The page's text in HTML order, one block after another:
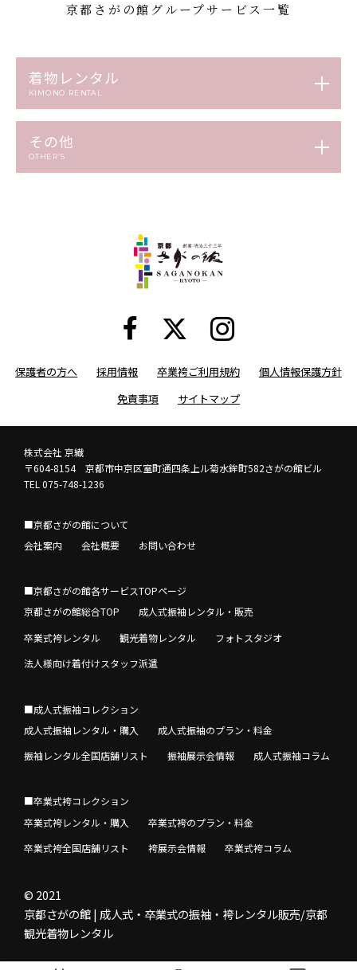
京都さがの館グループサービス一覧
着物レンタル
KIMONO RENTAL
その他
OTHER’S
保護者の方へ 採用情報 卒業袴ご利用規約
個人情報保護方針
免責事項
サイトマップ
株式会社 京繊
〒604-8154 京都市中京区室町通四条上ル菊水鉾町582さがの館ビル
TEL 075-748-1236
■京都さがの館について
会社案内
会社概要 お問い合わせ
■京都さがの館各サービスTOPページ
京都さがの館総合TOP
成人式振袖レンタル・販売
卒業式袴レンタル
観光着物レンタル
フォトスタジオ
法人様向け着付けスタッフ派遣
■成人式振袖コレクション
成人式振袖レンタル・購入
成人式振袖のプラン・料金
振袖レンタル全国店舗リスト
振袖展示会情報 成人式振袖コラム
■卒業式袴コレクション
卒業式袴レンタル・購入
卒業式袴のプラン・料金
卒業式袴全国店舗リスト
袴展示会情報 卒業式袴コラム
© 2021
京都さがの館 | 成人式・卒業式の振袖・袴レンタル販売/京都
観光着物レンタル